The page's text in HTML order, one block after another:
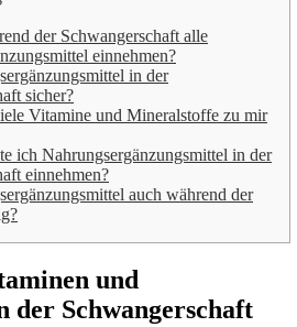
der Schwangerschaft alle
einnehmen?
in der
sicher?
Vitamine und Mineralstoffe zu mir
ich Nahrungsergänzungsmittel in der
einnehmen?
auch während der
und
der Schwangerschaft